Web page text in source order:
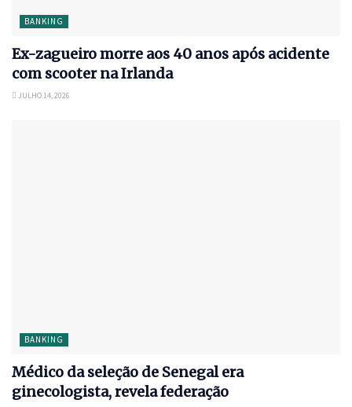
BANKING
Ex-zagueiro morre aos 40 anos após acidente
com scooter na Irlanda
JULHO 14, 2026
BANKING
Médico da seleção de Senegal era
ginecologista, revela federação